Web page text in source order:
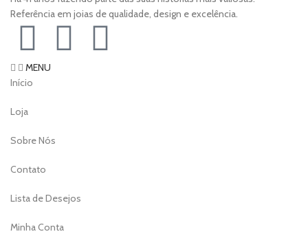
Referência em joias de qualidade, design e excelência.
MENU
Início
Loja
Sobre Nós
Contato
Lista de Desejos
Minha Conta